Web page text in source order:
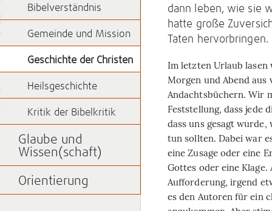
dann leben, wie sie
hatte große
Taten hervorbringen.
Im letzten Urlaub lasen
Morgen und Abend
Andachtsbüchern. Wir
Feststellung, dass jede
dass uns gesagt
tun sollten. Dabei war
eine Zusage oder eine
Gottes oder eine Klage.
Aufforderung, irgend
es den Autoren für ein
Bibelverständnis
Gemeinde und Mission
Geschichte der Christen
Heilsgeschichte
Kritik der Bibelkritik
Glaube und
Wissen(schaft)
Orientierung